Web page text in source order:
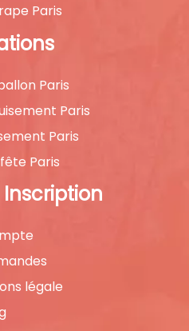
Paris
Paris
Paris
Paris
Paris
légale